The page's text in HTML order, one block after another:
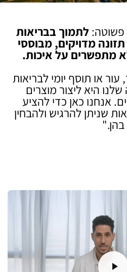
פשוטה: לתמוך בבריאות
מדויקים, מבוססי
מתפשרים על איכות.
או תוסף יומי לבריאות
היא ליצור מוצרים
אנחנו כאן כדי להציע
שניתן להרגיש ולהבחין
בהן."